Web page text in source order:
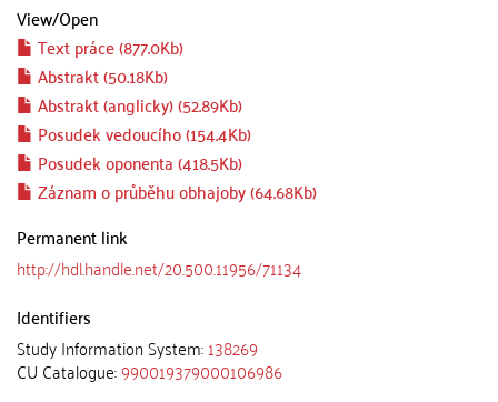
View/Open
Text práce (877.0Kb)
Abstrakt (50.18Kb)
Abstrakt (anglicky) (52.89Kb)
Posudek vedoucího (154.4Kb)
Posudek oponenta (418.5Kb)
Záznam o průběhu obhajoby (64.68Kb)
Permanent link
http://hdl.handle.net/20.500.11956/71134
Identifiers
Study Information System:138269
CU Catalogue:990019379000106986